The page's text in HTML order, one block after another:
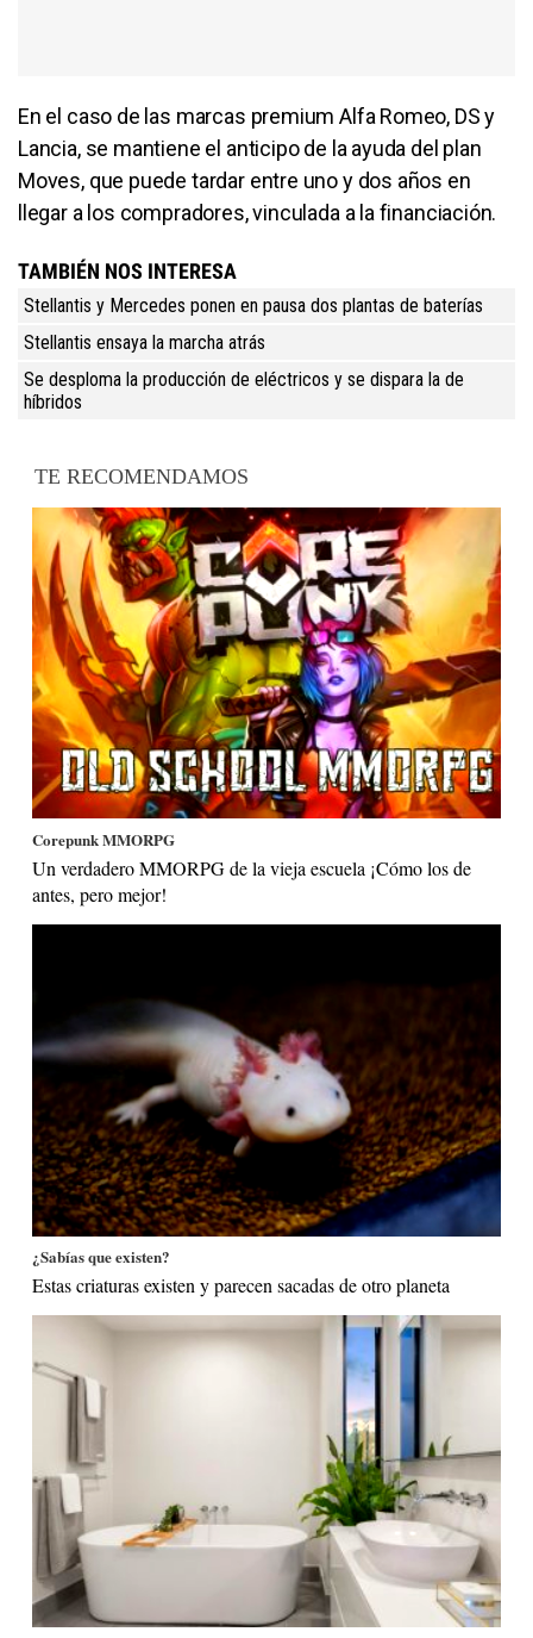
En el caso de las marcas premium Alfa Romeo, DS y
Lancia, se mantiene el anticipo de la ayuda del plan
Moves, que puede tardar entre uno y dos años en
llegar a los compradores, vinculada a la financiación.
TAMBIÉN NOS INTERESA
Stellantis y Mercedes ponen en pausa dos plantas de baterías
Stellantis ensaya la marcha atrás
Se desploma la producción de eléctricos y se dispara la de
híbridos
TE RECOMENDAMOS
Corepunk MMORPG
Un verdadero MMORPG de la vieja escuela ¡Cómo los de
antes, pero mejor!
¿Sabías que existen?
Estas criaturas existen y parecen sacadas de otro planeta